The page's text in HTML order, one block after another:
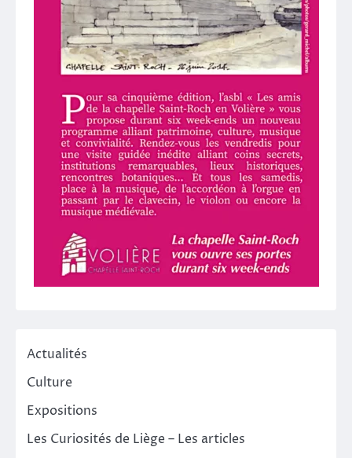
Actualités
Culture
Expositions
Les Curiosités de Liège – Les articles